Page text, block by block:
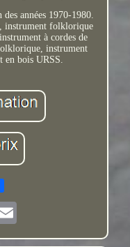
années 1970-1980.
instrument folklorique
à cordes de
instrument
bois URSS.